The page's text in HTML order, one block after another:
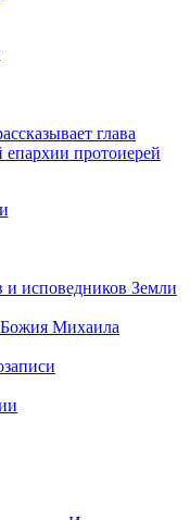
глава
епархии протоиерей